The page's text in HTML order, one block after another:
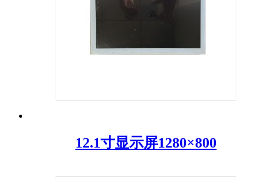
12.1寸显示屏1280×800